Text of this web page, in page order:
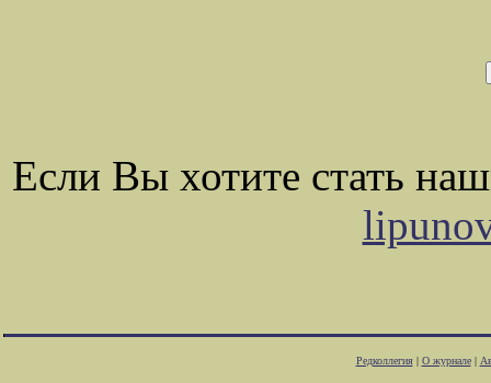
Если Вы хотите стать
Редколлегия| О журнале|